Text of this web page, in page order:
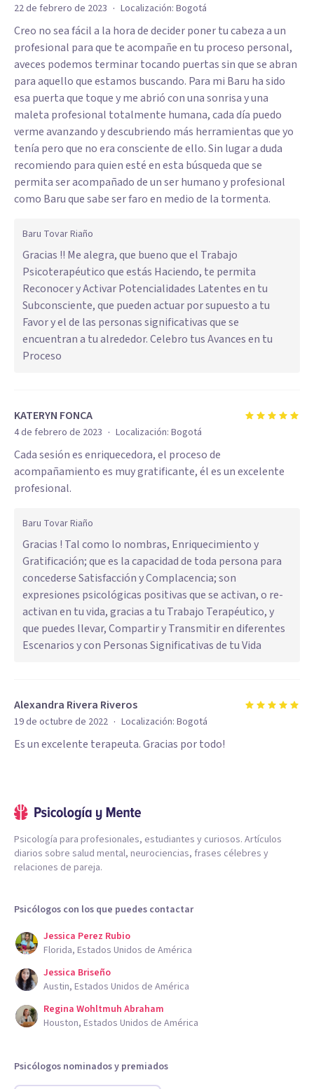
22 de febrero de 2023 · Localización: Bogotá
Creo no sea fácil a la hora de decider poner tu cabeza a un
profesional para que te acompañe en tu proceso personal,
aveces podemos terminar tocando puertas sin que se abran
para aquello que estamos buscando. Para mi Baru ha sido
esa puerta que toque y me abrió con una sonrisa y una
maleta profesional totalmente humana, cada día puedo
verme avanzando y descubriendo más herramientas que yo
tenía pero que no era consciente de ello. Sin lugar a duda
recomiendo para quien esté en esta búsqueda que se
permita ser acompañado de un ser humano y profesional
como Baru que sabe ser faro en medio de la tormenta.
Baru Tovar Riaño
Gracias !! Me alegra, que bueno que el Trabajo
Psicoterapéutico que estás Haciendo, te permita
Reconocer y Activar Potencialidades Latentes en tu
Subconsciente, que pueden actuar por supuesto a tu
Favor y el de las personas significativas que se
encuentran a tu alrededor. Celebro tus Avances en tu
Proceso
KATERYN FONCA
4 de febrero de 2023 · Localización: Bogotá
Cada sesión es enriquecedora, el proceso de
acompañamiento es muy gratificante, él es un excelente
profesional.
Baru Tovar Riaño
Gracias ! Tal como lo nombras, Enriquecimiento y
Gratificación; que es la capacidad de toda persona para
concederse Satisfacción y Complacencia; son
expresiones psicológicas positivas que se activan, o re-
activan en tu vida, gracias a tu Trabajo Terapéutico, y
que puedes llevar, Compartir y Transmitir en diferentes
Escenarios y con Personas Significativas de tu Vida
Alexandra Rivera Riveros
19 de octubre de 2022 · Localización: Bogotá
Es un excelente terapeuta. Gracias por todo!
Psicología para profesionales, estudiantes y curiosos. Artículos
diarios sobre salud mental, neurociencias, frases célebres y
relaciones de pareja.
Psicólogos con los que puedes contactar
Jessica Perez Rubio
Florida, Estados Unidos de América
Jessica Briseño
Austin, Estados Unidos de América
Regina Wohltmuh Abraham
Houston, Estados Unidos de América
Psicólogos nominados y premiados